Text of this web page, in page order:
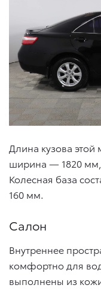
Длина кузова
ширина — 1820
Колесная база
160 мм.
Салон
Внутреннее
комфортно для
выполнены из